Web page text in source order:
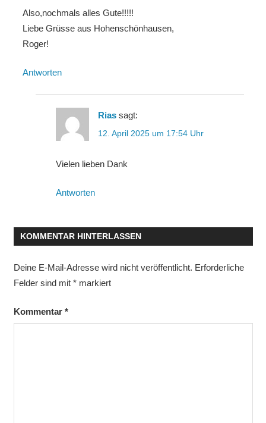
Also,nochmals alles Gute!!!!!
Liebe Grüsse aus Hohenschönhausen,
Roger!
Antworten
Rias sagt:
12. April 2025 um 17:54 Uhr
Vielen lieben Dank
Antworten
KOMMENTAR HINTERLASSEN
Deine E-Mail-Adresse wird nicht veröffentlicht. Erforderliche
Felder sind mit *markiert
Kommentar *